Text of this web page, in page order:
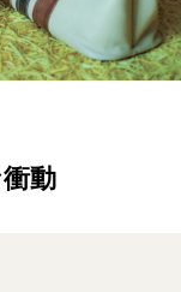
動